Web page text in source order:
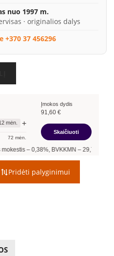
nuo 1997 m.
· originalios dalys
+370 37 456296
mėn. +
72 mėn.
Įmokos dydis
91,60 €
Skaičiuoti
0,38%, BVKKMN –29,79%, bendra
Pridėti palyginimui